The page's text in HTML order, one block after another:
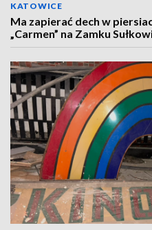
KATOWICE
Ma zapierać dech w
„Carmen” na Zamku